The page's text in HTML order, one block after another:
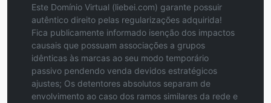
Este Domínio Virtual (liebei.com) garante possuir
autêntico direito pelas regularizações adquirida!
Fica publicamente informado isenção dos impactos
causais que possuam associações a grupos
idênticas às marcas ao seu modo temporário
passivo pendendo venda devidos estratégicos
ajustes; Os detentores absolutos separam de
envolvimento ao caso dos ramos similares da rede e